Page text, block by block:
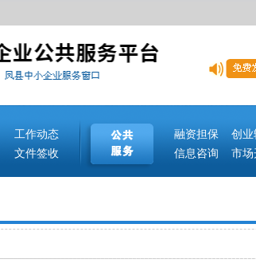
工作动态 融资担保 创业
文件签收 信息咨询 市场